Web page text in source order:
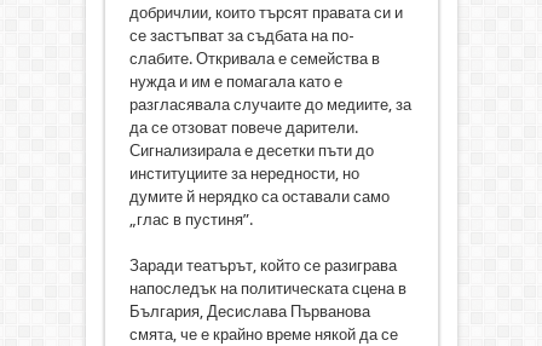
добричлии, които търсят правата си и
се застъпват за съдбата на по-
слабите. Откривала е семейства в
нужда и им е помагала като е
разгласявала случаите до медиите, за
да се отзоват повече дарители.
Сигнализирала е десетки пъти до
институциите за нередности, но
думите й нерядко са оставали само
„глас в пустиня”.
Заради театърът, който се разиграва
напоследък на политическата сцена в
България, Десислава Първанова
смята, че е крайно време някой да се